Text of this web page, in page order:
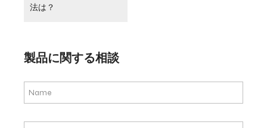
法は？
製品に関する相談